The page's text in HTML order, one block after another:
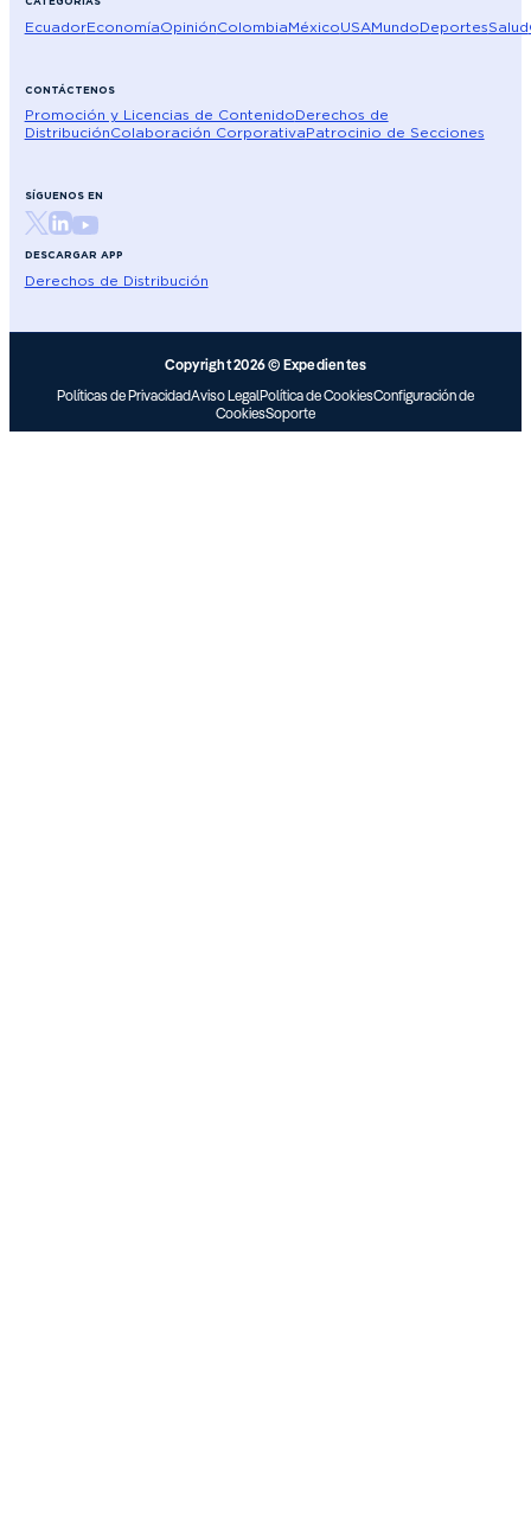
EcuadorEconomíaOpiniónColombiaMéxicoUSAMundoDeportesSalud
CONTÁCTENOS
Promoción y Licencias de ContenidoDerechos de
DistribuciónColaboración CorporativaPatrocinio de Secciones
SÍGUENOS EN
DESCARGAR APP
Derechos de Distribución
Copyright 2026 © Expedientes
Políticas de PrivacidadAviso LegalPolítica de CookiesConfiguración de
CookiesSoporte